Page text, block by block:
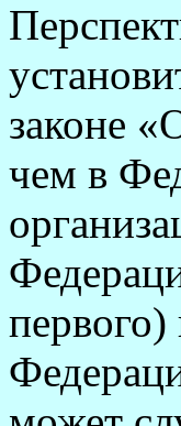
законе
чем в